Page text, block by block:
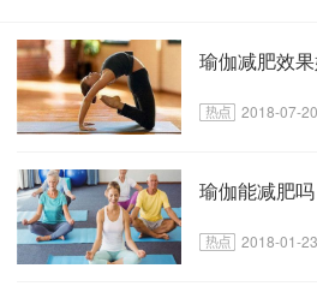
瑜伽减肥效
2018-07-20
瑜伽能减肥
2018-01-23